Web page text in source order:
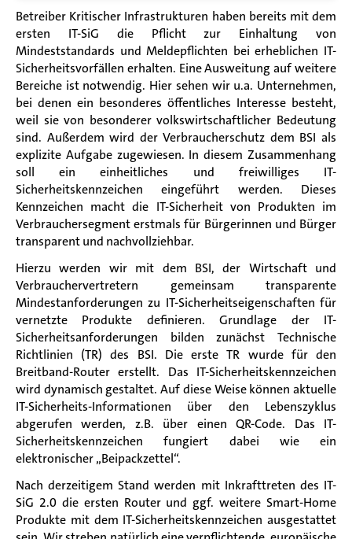
Betreiber Kritischer Infrastrukturen haben bereits mit dem
ersten IT-SiG die Pflicht zur Einhaltung von
Mindeststandards und Meldepflichten bei erheblichen IT-
Sicherheitsvorfällen erhalten. Eine Ausweitung auf weitere
Bereiche ist notwendig. Hier sehen wir u.a. Unternehmen,
bei denen ein besonderes öffentliches Interesse besteht,
weil sie von besonderer volkswirtschaftlicher Bedeutung
sind. Außerdem wird der Verbraucherschutz dem BSI als
explizite Aufgabe zugewiesen. In diesem Zusammenhang
soll ein einheitliches und freiwilliges IT-
Sicherheitskennzeichen eingeführt werden. Dieses
Kennzeichen macht die IT-Sicherheit von Produkten im
Verbrauchersegment erstmals für Bürgerinnen und Bürger
transparent und nachvollziehbar.
Hierzu werden wir mit dem BSI, der Wirtschaft und
Verbrauchervertretern gemeinsam transparente
Mindestanforderungen zu IT-Sicherheitseigenschaften für
vernetzte Produkte definieren. Grundlage der IT-
Sicherheitsanforderungen bilden zunächst Technische
Richtlinien (TR) des BSI. Die erste TR wurde für den
Breitband-Router erstellt. Das IT-Sicherheitskennzeichen
wird dynamisch gestaltet. Auf diese Weise können aktuelle
IT-Sicherheits-Informationen über den Lebenszyklus
abgerufen werden, z.B. über einen QR-Code. Das IT-
Sicherheitskennzeichen fungiert dabei wie ein
elektronischer „Beipackzettel“.
Nach derzeitigem Stand werden mit Inkrafttreten des IT-
SiG 2.0 die ersten Router und ggf. weitere Smart-Home
Produkte mit dem IT-Sicherheitskennzeichen ausgestattet